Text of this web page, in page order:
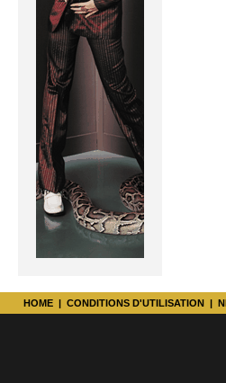
HOME | CONDITIONS D'UTILISATION |